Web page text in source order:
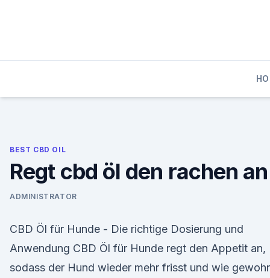
BEST CBD OIL
Regt cbd öl den rachen an
ADMINISTRATOR
CBD Öl für Hunde - Die richtige Dosierung und
Anwendung CBD Öl für Hunde regt den Appetit an,
sodass der Hund wieder mehr frisst und wie